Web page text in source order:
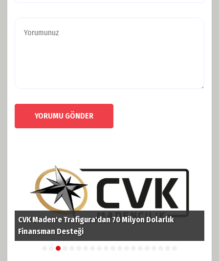
YORUMU GÖNDER
CVK Maden'e Trafigura'dan 70 Milyon Dolarlık
Finansman Desteği